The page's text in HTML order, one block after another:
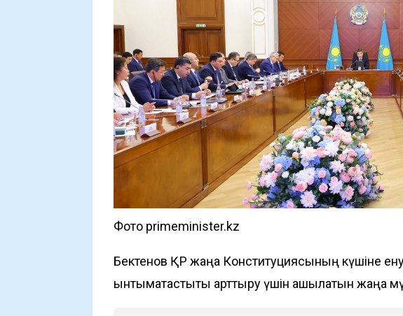
Фото primeminister.kz
Бектенов ҚР жаңа Конституциясының күшіне
ынтымақтастықты арттыру үшін ашылатын жаңа